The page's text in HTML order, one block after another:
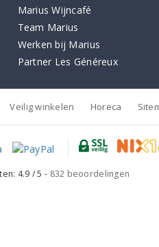
Marius Wijncafé
Team Marius
Werken bij Marius
Partner Les Généreux
Veilig winkelen Horeca
4.9 /5 - 832 beoordelingen